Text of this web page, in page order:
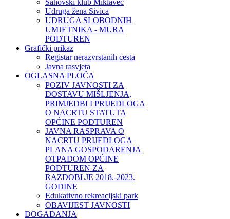
Udruga žena Sivica
UDRUGA SLOBODNIH
UMJETNIKA - MURA
PODTUREN
Grafički prikaz
Registar nerazvrstanih cesta
Javna rasvjeta
OGLASNA PLOČA
POZIV JAVNOSTI ZA
DOSTAVU MIŠLJENJA,
PRIMJEDBI I PRIJEDLOGA
O NACRTU STATUTA
OPĆINE PODTUREN
JAVNA RASPRAVA O
NACRTU PRIJEDLOGA
PLANA GOSPODARENJA
OTPADOM OPĆINE
PODTUREN ZA
RAZDOBLJE 2018.-2023.
GODINE
Edukativno rekreacijski park
OBAVIJEST JAVNOSTI
DOGAĐANJA